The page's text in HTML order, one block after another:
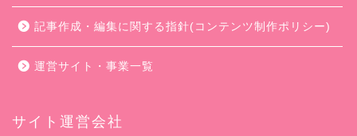
記事作成・編集に関する指針(コンテンツ制作ポリシー)
運営サイト・事業一覧
サイト運営会社